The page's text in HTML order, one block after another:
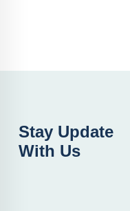
Stay Update
With Us